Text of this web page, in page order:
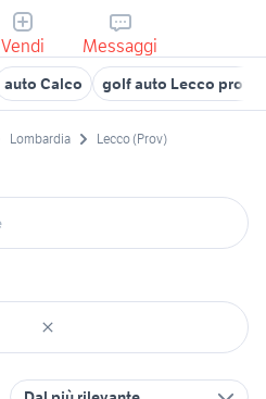
Vendi Messaggi
auto Calco golf auto Lecco
Lombardia Lecco (Prov)